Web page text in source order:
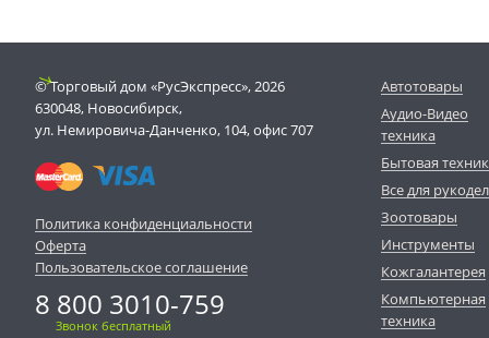
© Торговый дом «РусЭкспресс», 2026
630048, Новосибирск,
ул. Немировича-Данченко, 104, офис 707
Политика конфиденциальности
Оферта
Пользовательское соглашение
8 800 3010-759
Звонок бесплатный
Автотовары
Аудио-Видео
техника
Бытовая
Все для
Зоотовары
Инструменты
Кожгалантерея
Компьютерная
техника